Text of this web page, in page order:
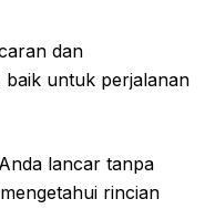
dan
baik untuk perjalanan
lancar tanpa
rincian